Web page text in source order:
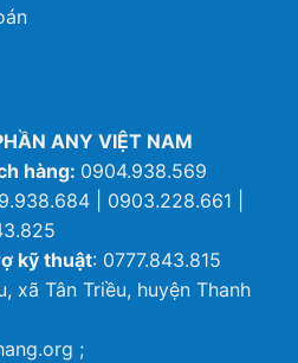
ANY VIỆT NAM
hàng: 0904.938.569
| 0903.228.661 |
kỹ thuật: 0777.843.815
xã Tân Triều, huyện Thanh
;